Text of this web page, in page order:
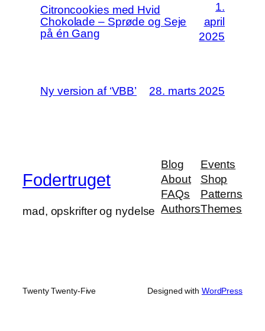
Citroncookies med Hvid
Chokolade – Sprøde og Seje
på én Gang
1.
april
2025
Ny version af ‘VBB’ 28. marts 2025
Fodertruget
mad, opskrifter og nydelse
Blog
About
FAQs
Authors
Events
Shop
Patterns
Themes
Twenty Twenty-Five Designed with WordPress